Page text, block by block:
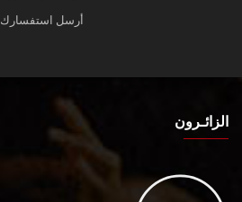
أرسل استفسارك.
الزائـرون